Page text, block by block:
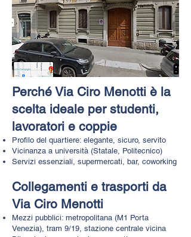
Perché Via Ciro Menotti è la
scelta ideale per studenti,
lavoratori e coppie
Profilo del quartiere: elegante, sicuro, servito
Vicinanza a università (Statale, Politecnico)
Servizi essenziali, supermercati, bar, coworking
Collegamenti e trasporti da
Via Ciro Menotti
Mezzi pubblici: metropolitana (M1 Porta
Venezia), tram 9/19, stazione centrale vicina